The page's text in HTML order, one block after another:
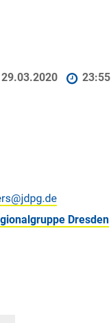
29.03.2020
23:55
Dresden